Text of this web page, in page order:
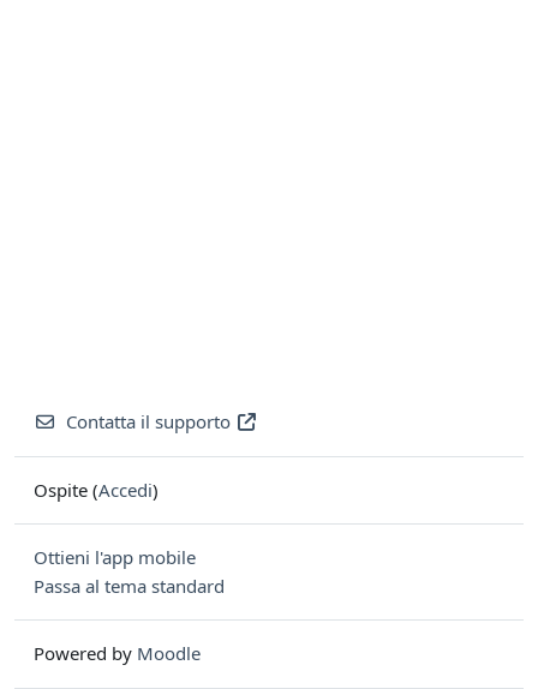
Contatta il supporto
Ospite (Accedi)
Ottieni l'app mobile
Passa al tema standard
Powered by Moodle